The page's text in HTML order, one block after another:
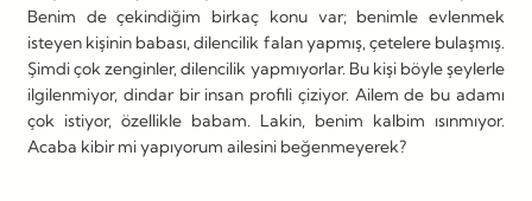
Benim de çekindiğim birkaç konu var; benimle evlenmek
isteyen kişinin babası, dilencilik falan yapmış, çetelere bulaşmış.
Şimdi çok zenginler, dilencilik yapmıyorlar. Bu kişi böyle şeylerle
ilgilenmiyor, dindar bir insan profili çiziyor. Ailem de bu adamı
çok istiyor, özellikle babam. Lakin, benim kalbim ısınmıyor.
Acaba kibir mi yapıyorum ailesini beğenmeyerek?